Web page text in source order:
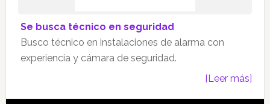
Se busca técnico en seguridad
Busco técnico en instalaciones de alarma con
experiencia y cámara de seguridad.
[Leer más]